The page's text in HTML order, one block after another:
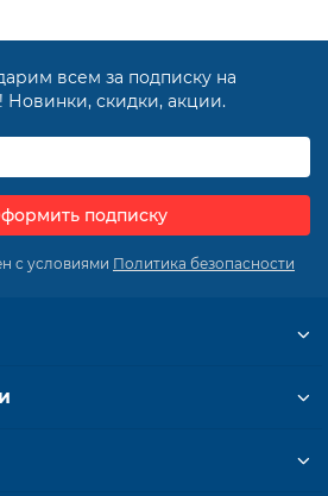
всем за подписку на
Новинки, скидки, акции.
подписку
с условиями Политика безопасности